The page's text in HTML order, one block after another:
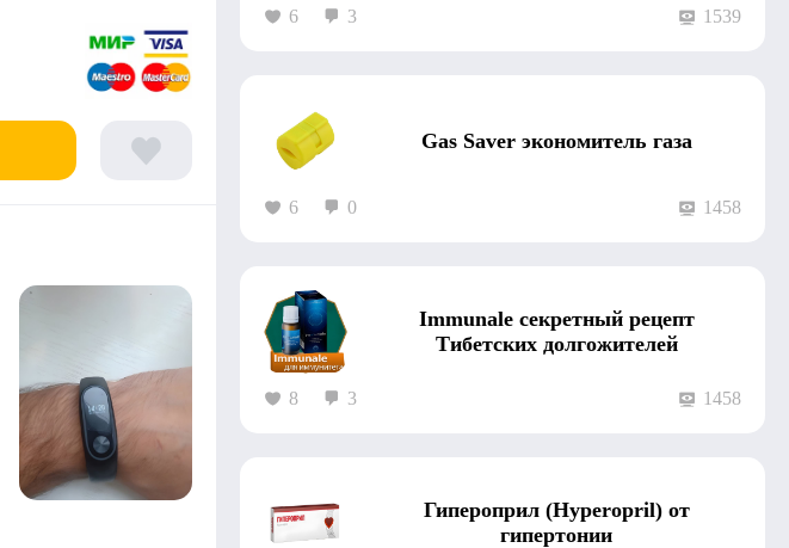
6 3 1539
Gas Saver экономитель газа
6 0 1458
Immunale секретный рецепт
Тибетских долгожителей
8 3 1458
Гипероприл (Hyperopril) от
гипертонии